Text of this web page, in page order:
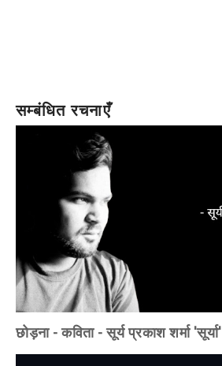
सम्बंधित रचनाएँ
छोड़ना - कविता - सूर्य प्रकाश शर्मा 'सूर्या'